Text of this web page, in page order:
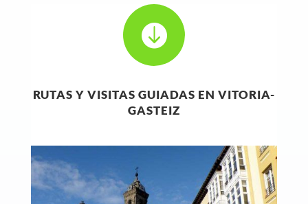

RUTAS Y VISITAS GUIADAS EN VITORIA-
GASTEIZ